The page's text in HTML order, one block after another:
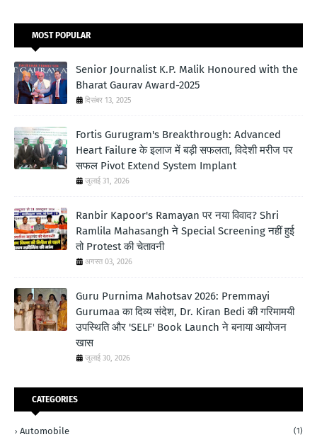
MOST POPULAR
Senior Journalist K.P. Malik Honoured with the
Bharat Gaurav Award-2025
दिसंबर 13, 2025
Fortis Gurugram's Breakthrough: Advanced
Heart Failure के इलाज में बड़ी सफलता, विदेशी मरीज पर
सफल Pivot Extend System Implant
जुलाई 31, 2026
Ranbir Kapoor's Ramayan पर नया विवाद? Shri
Ramlila Mahasangh ने Special Screening नहीं हुई
तो Protest की चेतावनी
अगस्त 03, 2026
Guru Purnima Mahotsav 2026: Premmayi
Gurumaa का दिव्य संदेश, Dr. Kiran Bedi की गरिमामयी
उपस्थिति और 'SELF' Book Launch ने बनाया आयोजन
खास
जुलाई 30, 2026
CATEGORIES
Automobile (1)